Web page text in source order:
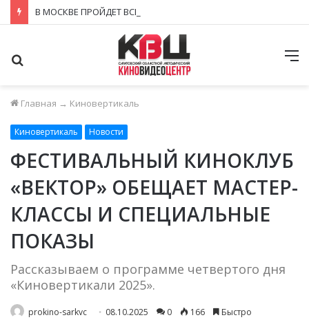
Главная → Киновертикаль
Киновертикаль Новости
ФЕСТИВАЛЬНЫЙ КИНОКЛУБ
«ВЕКТОР» ОБЕЩАЕТ МАСТЕР-
КЛАССЫ И СПЕЦИАЛЬНЫЕ
ПОКАЗЫ
Рассказываем о программе четвертого дня
«Киновертикали 2025».
prokino-sarkvc 08.10.2025 0 166 Быстро